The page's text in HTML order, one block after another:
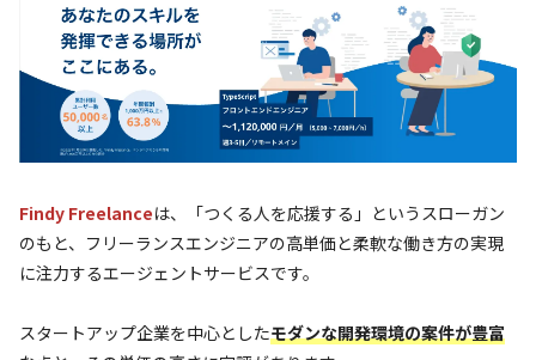
Findy Freelanceは、「つくる人を応援する」というスローガン
のもと、フリーランスエンジニアの高単価と柔軟な働き方の実現
に注力するエージェントサービスです。
スタートアップ企業を中心としたモダンな開発環境の案件が豊富